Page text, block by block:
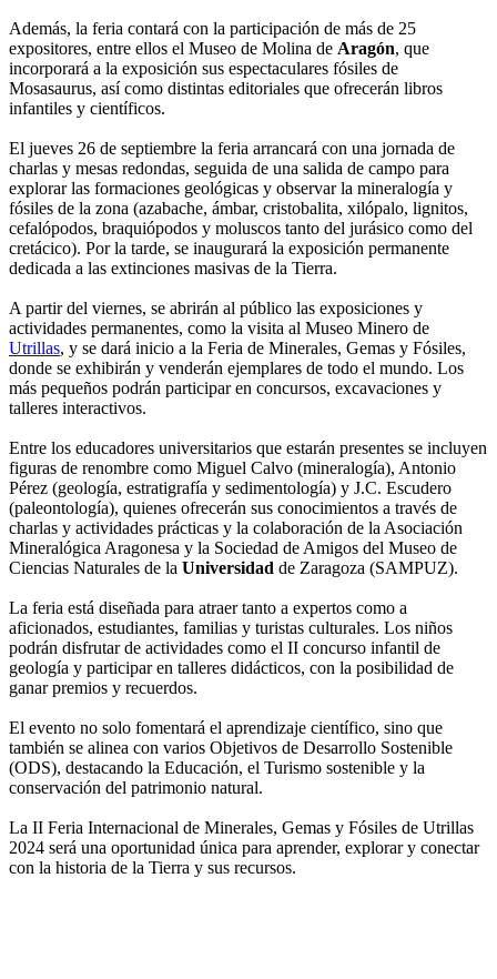
Además, la feria contará con la participación de más de 25
expositores, entre ellos el Museo de Molina de Aragón, que
incorporará a la exposición sus espectaculares fósiles de
Mosasaurus, así como distintas editoriales que ofrecerán libros
infantiles y científicos.
El jueves 26 de septiembre la feria arrancará con una jornada de
charlas y mesas redondas, seguida de una salida de campo para
explorar las formaciones geológicas y observar la mineralogía y
fósiles de la zona (azabache, ámbar, cristobalita, xilópalo, lignitos,
cefalópodos, braquiópodos y moluscos tanto del jurásico como del
cretácico). Por la tarde, se inaugurará la exposición permanente
dedicada a las extinciones masivas de la Tierra.
A partir del viernes, se abrirán al público las exposiciones y
actividades permanentes, como la visita al Museo Minero de
Utrillas, y se dará inicio a la Feria de Minerales, Gemas y Fósiles,
donde se exhibirán y venderán ejemplares de todo el mundo. Los
más pequeños podrán participar en concursos, excavaciones y
talleres interactivos.
Entre los educadores universitarios que estarán presentes se incluyen
figuras de renombre como Miguel Calvo (mineralogía), Antonio
Pérez (geología, estratigrafía y sedimentología) y J.C. Escudero
(paleontología), quienes ofrecerán sus conocimientos a través de
charlas y actividades prácticas y la colaboración de la Asociación
Mineralógica Aragonesa y la Sociedad de Amigos del Museo de
Ciencias Naturales de la Universidad de Zaragoza (SAMPUZ).
La feria está diseñada para atraer tanto a expertos como a
aficionados, estudiantes, familias y turistas culturales. Los niños
podrán disfrutar de actividades como el II concurso infantil de
geología y participar en talleres didácticos, con la posibilidad de
ganar premios y recuerdos.
El evento no solo fomentará el aprendizaje científico, sino que
también se alinea con varios Objetivos de Desarrollo Sostenible
(ODS), destacando la Educación, el Turismo sostenible y la
conservación del patrimonio natural.
La II Feria Internacional de Minerales, Gemas y Fósiles de Utrillas
2024 será una oportunidad única para aprender, explorar y conectar
con la historia de la Tierra y sus recursos.